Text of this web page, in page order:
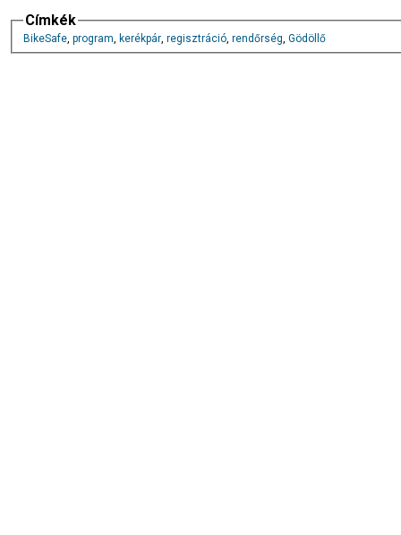
Címkék
BikeSafe, program, kerékpár, regisztráció, rendőrség, Gödöllő